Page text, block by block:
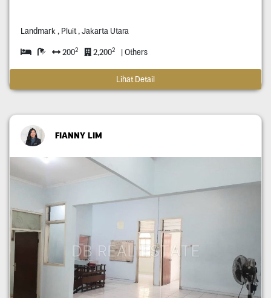
Landmark , Pluit , Jakarta Utara
2002 2,2002 | Others
Lihat Detail
FIANNY LIM